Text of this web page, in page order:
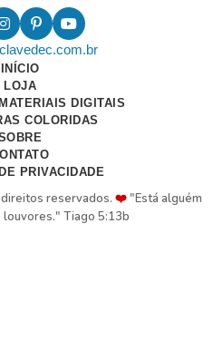
INÍCIO
LOJA
DIGITAIS
COLORIDAS
PRIVACIDADE
reservados. ❤️ "Está alguém
louvores." Tiago 5:13b